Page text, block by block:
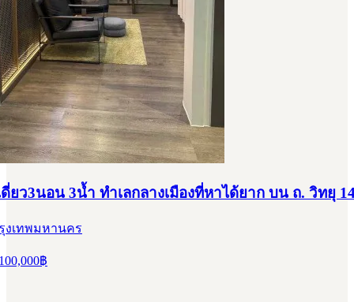
ยว3นอน 3น้ำ ทำเลกลางเมืองที่หาได้ยาก บน ถ. วิทยุ
งเทพมหานคร
฿